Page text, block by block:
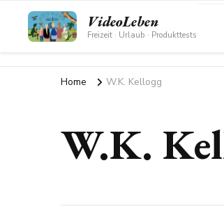
VideoLeben
Freizeit · Urlaub · Produkttests
Home W.K. Kellogg
W.K.